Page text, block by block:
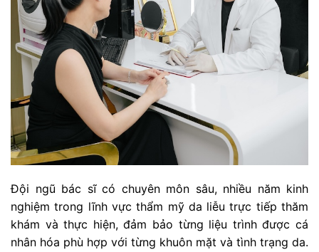
Đội ngũ bác sĩ có chuyên môn sâu, nhiều năm kinh
nghiệm trong lĩnh vực thẩm mỹ da liễu trực tiếp thăm
khám và thực hiện, đảm bảo từng liệu trình được cá
nhân hóa phù hợp với từng khuôn mặt và tình trạng da.